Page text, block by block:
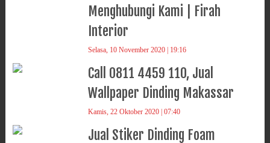
Menghubungi Kami | Firah
Interior
Selasa, 10 November 2020 | 19:16
Call 0811 4459 110, Jual
Wallpaper Dinding Makassar
Kamis, 22 Oktober 2020 | 07:40
Jual Stiker Dinding Foam